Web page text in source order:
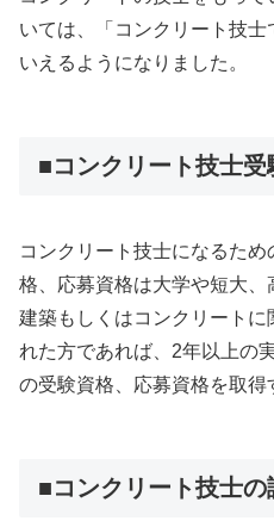
いては、「コンクリート技
いえるようになりました。
■コンクリート技士受
コンクリート技士になるた
格、応募資格は大学や短大
建築もしくはコンクリート
れた方であれば、2年以上の
の受験資格、応募資格を取得
■コンクリート技士の